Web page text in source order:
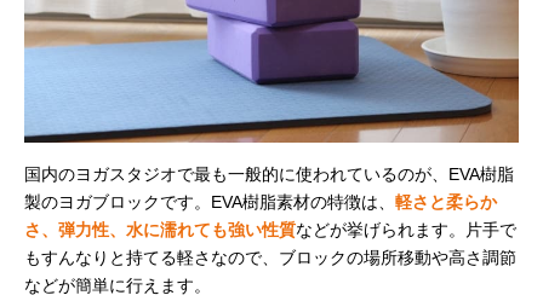
国内のヨガスタジオで最も一般的に使われているのが、EVA樹脂
製のヨガブロックです。EVA樹脂素材の特徴は、 軽さと柔らか
さ、弾力性、水に濡れても強い性質などが挙げられます。片手で
もすんなりと持てる軽さなので、ブロックの場所移動や高さ調節
などが簡単に行えます。